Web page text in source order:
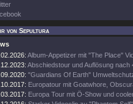
von Sepultura
Album-Appetizer mit "The Place"
Abschiedstour und Auflösung nach
"Guardians Of Earth"
Europatour mit Goatwhore,
Europa Tour mit Ö-Show und